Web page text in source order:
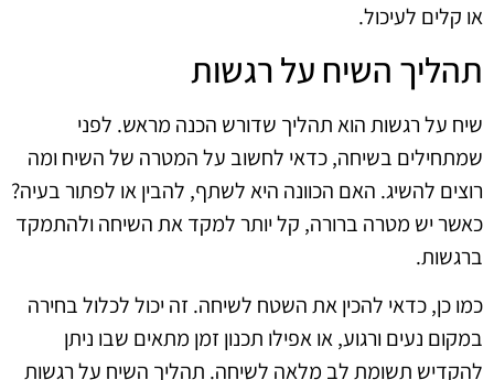
או קלים לעיכול.
תהליך השיח על רגשות
שיח על רגשות הוא תהליך שדורש הכנה מראש. לפני
שמתחילים בשיחה, כדאי לחשוב על המטרה של השיח ומה
רוצים להשיג. האם הכוונה היא לשתף, להבין או לפתור בעיה?
כאשר יש מטרה ברורה, קל יותר למקד את השיחה ולהתמקד
ברגשות.
כמו כן, כדאי להכין את השטח לשיחה. זה יכול לכלול בחירה
במקום נעים ורגוע, או אפילו תכנון זמן מתאים שבו ניתן
להקדיש תשומת לב מלאה לשיחה. תהליך השיח על רגשות